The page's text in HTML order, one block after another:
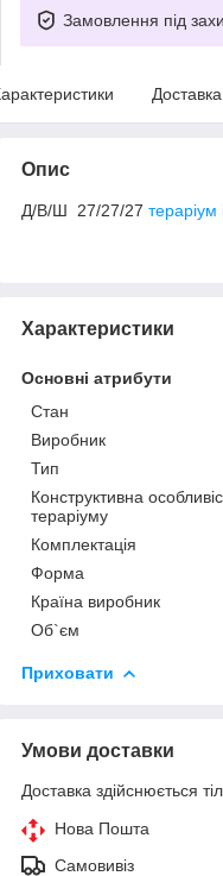
Замовлення під
Доставка
Опис
Д/В/Ш 27/27/27 тераріум
Характеристики
Основні атрибути
Стан
Виробник
Тип
Конструктивна
тераріуму
Комплектація
Форма
Країна виробник
Об`єм
Приховати
Умови доставки
Доставка здійснюється
Нова Пошта
Самовивіз